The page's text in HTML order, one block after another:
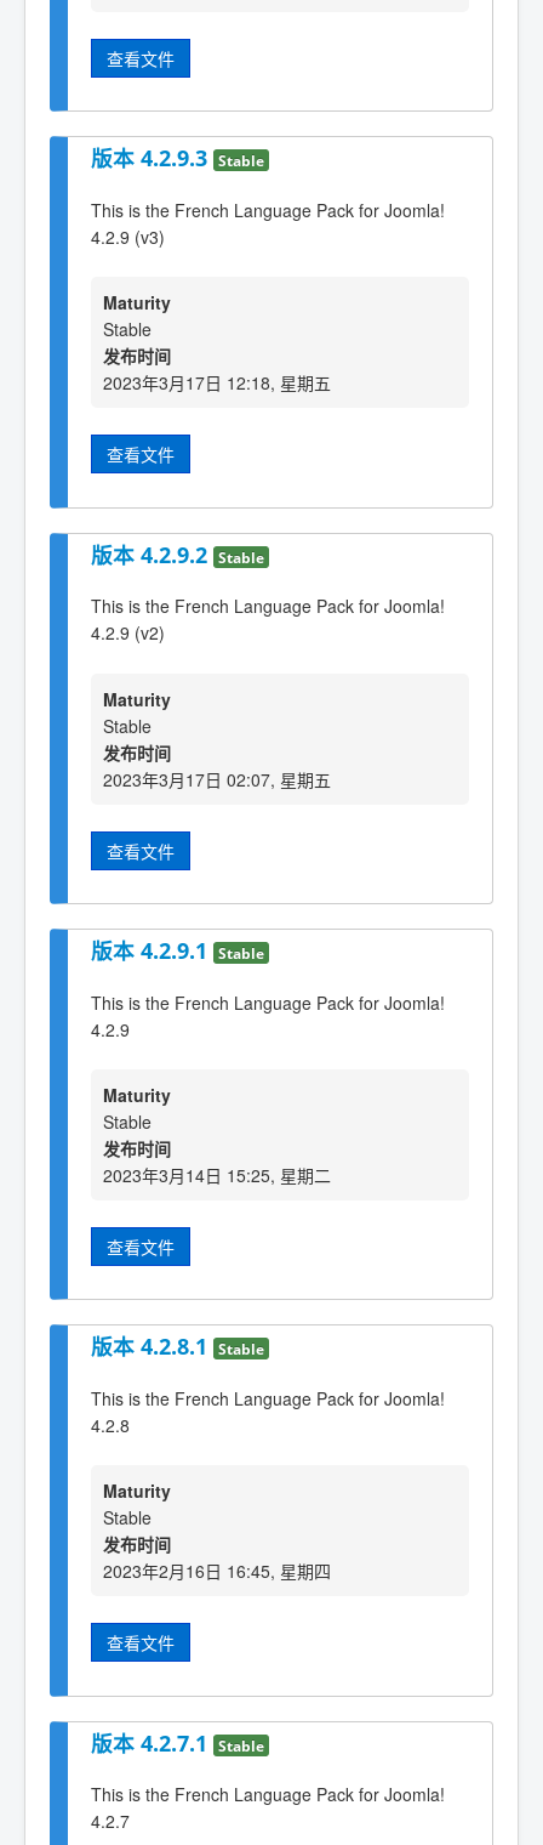
查看文件
版本 4.2.9.3 Stable
This is the French Language Pack for Joomla!
4.2.9 (v3)
Maturity
Stable
发布时间
2023年3月17日 12:18, 星期五
查看文件
版本 4.2.9.2 Stable
This is the French Language Pack for Joomla!
4.2.9 (v2)
Maturity
Stable
发布时间
2023年3月17日 02:07, 星期五
查看文件
版本 4.2.9.1 Stable
This is the French Language Pack for Joomla!
4.2.9
Maturity
Stable
发布时间
2023年3月14日 15:25, 星期二
查看文件
版本 4.2.8.1 Stable
This is the French Language Pack for Joomla!
4.2.8
Maturity
Stable
发布时间
2023年2月16日 16:45, 星期四
查看文件
版本 4.2.7.1 Stable
This is the French Language Pack for Joomla!
4.2.7